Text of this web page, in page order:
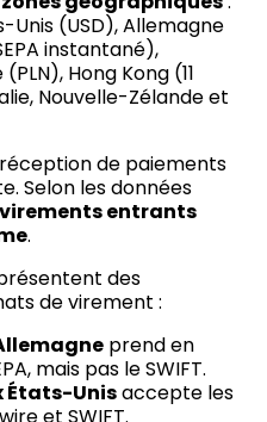
Unis (USD), Allemagne
instantané),
Hong Kong (11
Nouvelle-Zélande et
de paiements
Selon les données
virements entrants
.
des
de virement :
prend en
mais pas le SWIFT.
États-Unisaccepte les
et SWIFT.